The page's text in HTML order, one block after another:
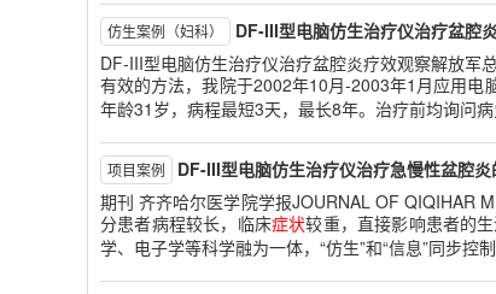
仿生案例（妇科） DF-III型电脑仿生治疗仪治疗盆腔
DF-III型电脑仿生治疗仪治疗盆腔炎疗效观察解放军
有效的方法，我院于2002年10月-2003年1月应用电
年龄31岁，病程最短3天，最长8年。治疗前均询问
项目案例 DF-III型电脑仿生治疗仪治疗急慢性盆腔
期刊 齐齐哈尔医学院学报JOURNAL OF QIQIHAR
分患者病程较长，临床症状较重，直接影响患者的
学、电子学等科学融为一体，“仿生”和“信息”同步